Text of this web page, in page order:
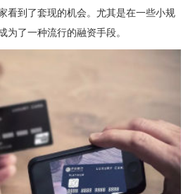
看到了套现的机会。尤其是在一些小规
为了一种流行的融资手段。